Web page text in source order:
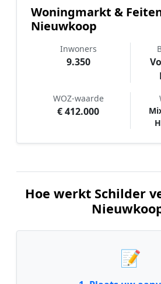
Woningmarkt &
Nieuwkoop
Inwoners
9.350
WOZ-waarde
€ 412.000
Hoe werkt Schilder
📝